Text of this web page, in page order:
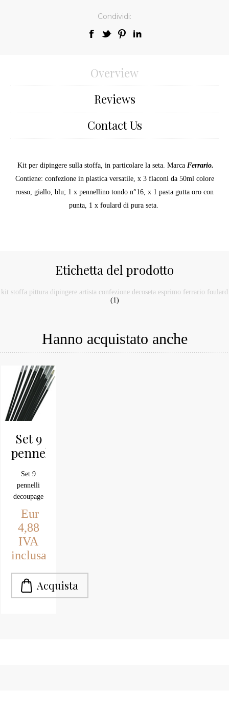
Condividi:
Overview
Reviews
Contact Us
Kit per dipingere sulla stoffa, in particolare la seta. Marca Ferrario.
Contiene: confezione in plastica versatile, x 3 flaconi da 50ml colore
rosso, giallo, blu; 1 x pennellino tondo n°16, x 1 pasta gutta oro con
punta, 1 x foulard di pura seta.
Etichetta del prodotto
kit stoffa pittura dipingere artista confezione decoseta esprimo ferrario foulard
(1)
Hanno acquistato anche
Set 9
pennelli
decoupage
piatti
Set 9
pennelli
decoupage
manico
legno nero
Eur
4,88
IVA
inclusa